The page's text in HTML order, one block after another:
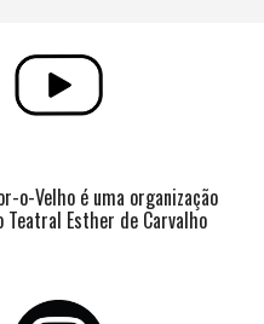
o-Velho é uma organização
Teatral Esther de Carvalho